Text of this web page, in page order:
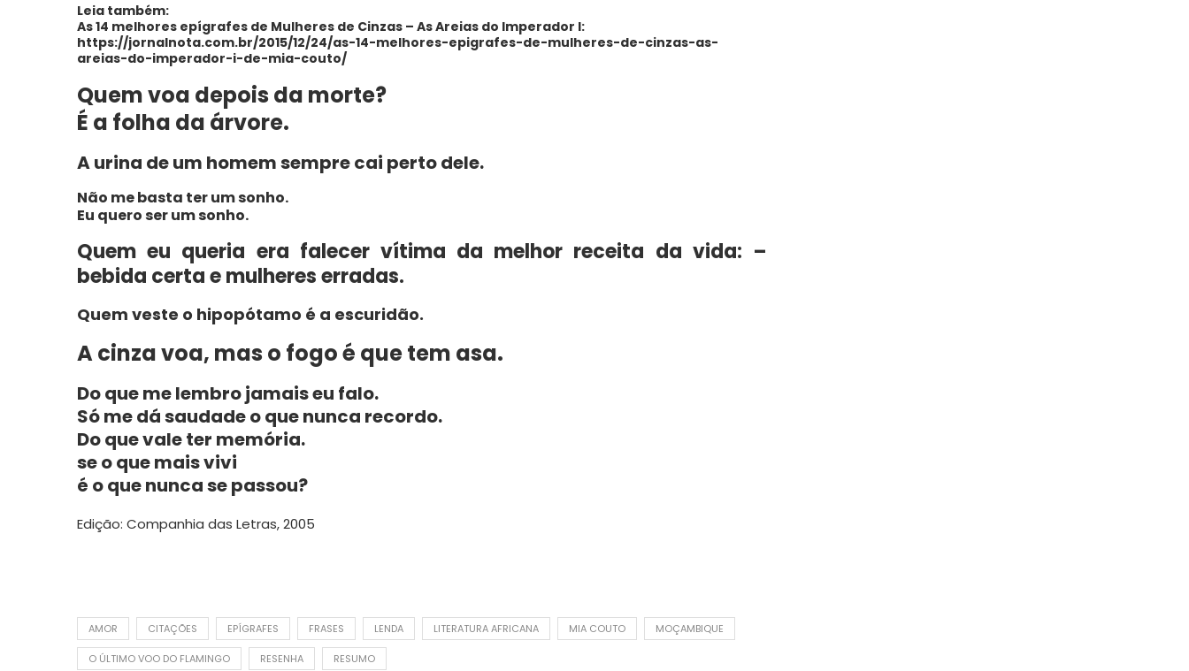
Leia também:
As 14 melhores epígrafes de Mulheres de Cinzas – As Areias do Imperador I:
https://jornalnota.com.br/2015/12/24/as-14-melhores-epigrafes-de-mulheres-de-cinzas-as-
areias-do-imperador-i-de-mia-couto/
Quem voa depois da morte?
É a folha da árvore.
A urina de um homem sempre cai perto dele.
Não me basta ter um sonho.
Eu quero ser um sonho.
Quem eu queria era falecer vítima da melhor receita da vida: –
bebida certa e mulheres erradas.
Quem veste o hipopótamo é a escuridão.
A cinza voa, mas o fogo é que tem asa.
Do que me lembro jamais eu falo.
Só me dá saudade o que nunca recordo.
Do que vale ter memória.
se o que mais vivi
é o que nunca se passou?
Edição: Companhia das Letras, 2005
AMOR CITAÇÕES EPÍGRAFES FRASES LENDA LITERATURA AFRICANA MIA COUTO MOÇAMBIQUE
O ÚLTIMO VOO DO FLAMINGO RESENHA RESUMO